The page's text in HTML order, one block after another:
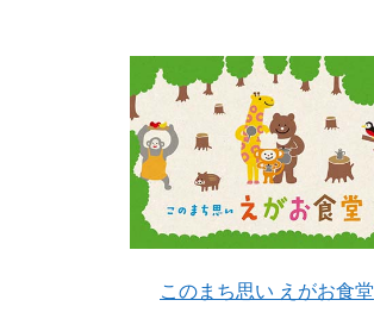
このまち思い えがお食堂